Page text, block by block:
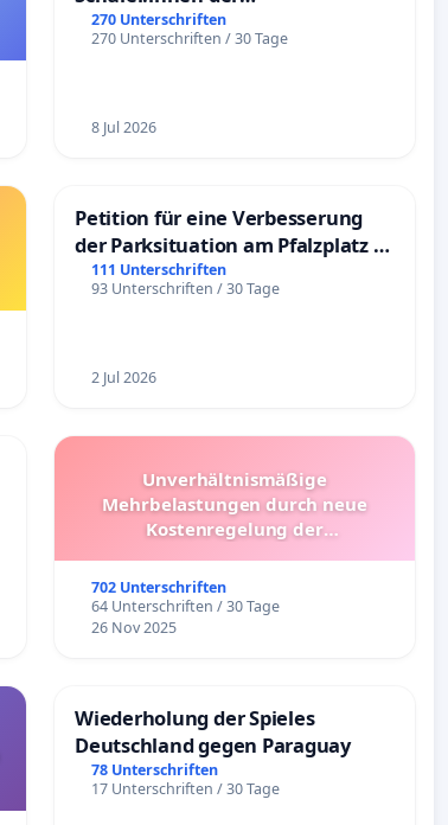
Schönbergschule
270 Unterschriften
270 Unterschriften / 30 Tage
8 Jul 2026
Petition für eine Verbesserung
der Parksituation am Pfalzplatz in
Mannheim
111 Unterschriften
93 Unterschriften / 30 Tage
2 Jul 2026
Unverhältnismäßige
Mehrbelastungen durch neue
Kostenregelung der
Überprüfung und Alternativen
702 Unterschriften
64 Unterschriften / 30 Tage
26 Nov 2025
Wiederholung der Spieles
Deutschland gegen Paraguay
78 Unterschriften
17 Unterschriften / 30 Tage